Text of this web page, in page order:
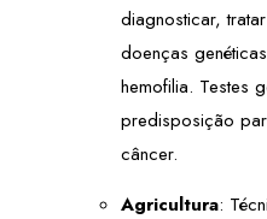
diagnosticar,
doenças
hemofilia. Testes
predisposição
câncer.
Agricultura: